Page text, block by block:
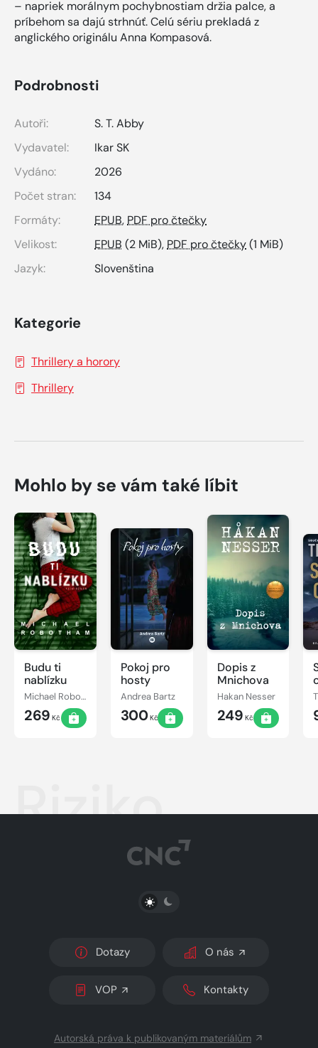
– napriek morálnym pochybnostiam držia palce, a
príbehom sa dajú strhnúť. Celú sériu prekladá z
anglického originálu Anna Kompasová.
Podrobnosti
Autoři:
S. T. Abby
Vydavatel:
Ikar SK
Vydáno:
2026
Počet stran:
134
Formáty:
EPUB, PDF pro čtečky
Velikost:
EPUB (2 MiB), PDF pro čtečky(1 MiB)
Jazyk:
Slovenština
Kategorie
Thrillery a horory
Thrillery
Mohlo by se vám také líbit
Budu ti
nablízku
Michael Robotham
269 Kč
Pokoj pro
hosty
Andrea Bartz
300Kč
Dopis z
Mnichova
Hakan Nesser
249 Kč
Riziko
PŘEPNOUT SVĚTLÝ/TMAVÝ REŽIM
Dotazy O nás
VOP Kontakty
Autorská práva k publikovaným materiálům